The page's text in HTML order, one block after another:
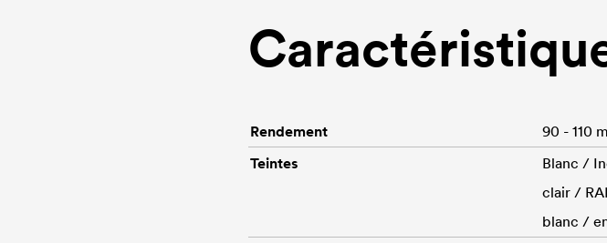
Rendement
90 - 110
Teintes
Blanc /
clair /
blanc /